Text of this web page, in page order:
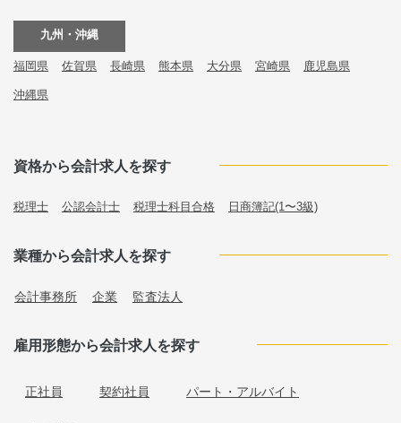
九州・沖縄
福岡県 佐賀県 長崎県 熊本県 大分県 宮崎県 鹿児島県
沖縄県
資格から会計求人を探す
税理士 公認会計士 税理士科目合格 日商簿記(1〜3級)
業種から会計求人を探す
会計事務所 企業 監査法人
雇用形態から会計求人を探す
正社員 契約社員 パート・アルバイト